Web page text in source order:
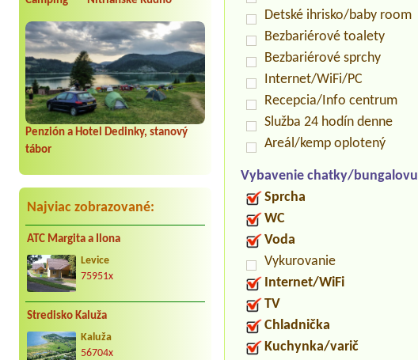
Penzión a Hotel Dedinky, stanový
tábor
Najviac zobrazované:
ATC Margita a Ilona
Levice
75951x
Stredisko Kaluža
Kaluža
56704x
Detské ihrisko/baby room
Bezbariérové toalety
Bezbariérové sprchy
Internet/WiFi/PC
Recepcia/Info centrum
Služba 24 hodín denne
Areál/kemp oplotený
Vybavenie chatky/bungalovu
Sprcha
WC
Voda
Vykurovanie
Internet/WiFi
TV
Chladnička
Kuchynka/varič